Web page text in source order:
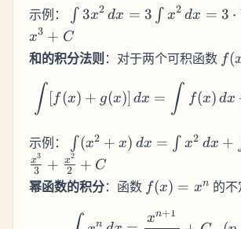
示例：
\int 3x^2
\, dx = 3
\int x^2 \,
dx = 3
\frac{x^3}
x^3 + C
∫ 3x2 dx = 3 ∫ x2 dx = 3 ⋅
x3 + C
和的积分法则：对于两个可积函数 f(
\int [f(x)
∫ [f(x) + g(x)] dx = ∫ f(x) dx
示例：
\int (x^2
+ x) \, dx
= \int x^2
\, dx +
\int x \,
∫ (x2 + x) dx = ∫ x2 dx +
3
x3 + 2
x2 + C
幂函数的积分：函数 f(x)
x^n
f(x) = xn 的
\int x^n
n xn+1